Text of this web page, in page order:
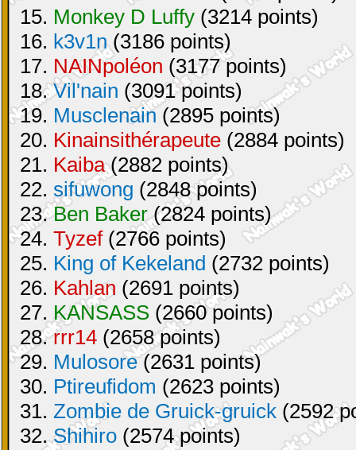
15. Monkey D Luffy (3214 points)
16. k3v1n(3186 points)
17. NAINpoléon (3177 points)
18.Vil'nain (3091 points)
19. Musclenain (2895 points)
20. Kinainsithérapeute (2884 points)
21. Kaiba(2882 points)
22. sifuwong (2848 points)
23.Ben Baker(2824 points)
24. Tyzef(2766 points)
25. King of Kekeland (2732 points)
26. Kahlan (2691 points)
27. KANSASS (2660 points)
28.rrr14 (2658 points)
29. Mulosore(2631 points)
30. Ptireufidom (2623 points)
31. Zombie de Gruick-gruick (2592
32.Shihiro (2574 points)